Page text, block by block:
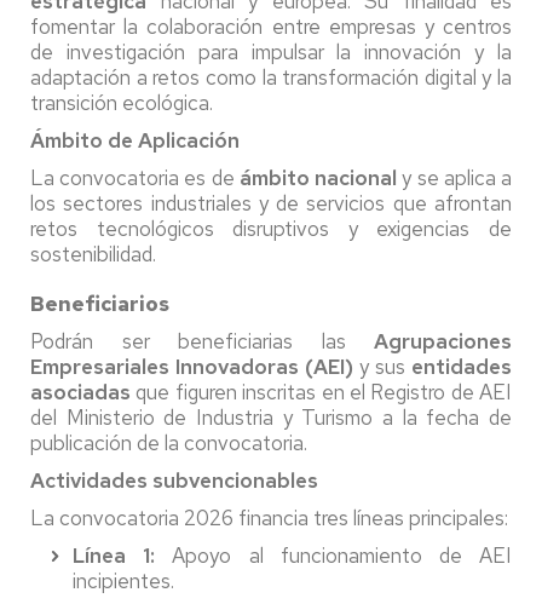
fomentar la colaboración entre empresas y centros
de investigación para impulsar la innovación y la
adaptación a retos como la transformación digital y la
transición ecológica.
Ámbito de Aplicación
La convocatoria es de ámbito nacional y se aplica a
los sectores industriales y de servicios que afrontan
retos tecnológicos disruptivos y exigencias de
sostenibilidad.
Beneficiarios
Podrán ser beneficiarias las Agrupaciones
Empresariales Innovadoras (AEI) y sus entidades
asociadas que figuren inscritas en el Registro de AEI
del Ministerio de Industria y Turismo a la fecha de
publicación de la convocatoria.
Actividades subvencionables
La convocatoria 2026 financia tres líneas principales:
Línea 1: Apoyo al funcionamiento de AEI
incipientes.